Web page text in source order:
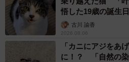
悟した19歳の誕生
古川 諭香
2026.08.06
「カニにアジをあ
に！？ 「自然の